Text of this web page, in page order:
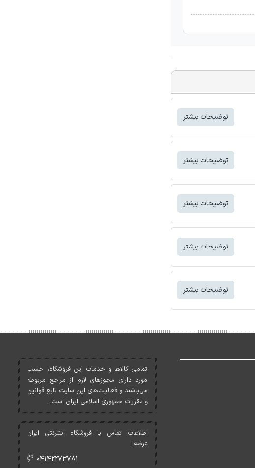
توضیحات بیشتر
توضیحات بیشتر
توضیحات بیشتر
توضیحات بیشتر
توضیحات بیشتر
تمامی کالاها و خدمات اين فروشگاه، حسب
مورد دارای مجوزهای لازم از مراجع مربوطه
می‌باشند و فعاليت‌های اين سايت تابع قوانين
و مقررات جمهوری اسلامی ايران است.
اطلاعات تماس با فروشگاه اینترنتی ایران
عرضه:
۰۴۱۴۲۲۷۳۷۸۱